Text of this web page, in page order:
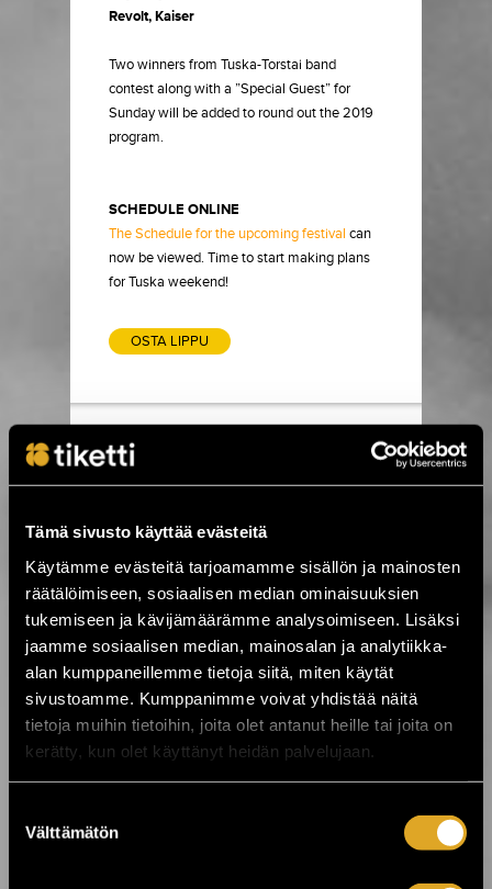
Tämä sivusto käyttää evästeitä
Käytämme evästeitä tarjoamamme sisällön ja mainosten
räätälöimiseen, sosiaalisen median ominaisuuksien
tukemiseen ja kävijämäärämme analysoimiseen. Lisäksi
jaamme sosiaalisen median, mainosalan ja analytiikka-
alan kumppaneillemme tietoja siitä, miten käytät
sivustoamme. Kumppanimme voivat yhdistää näitä
tietoja muihin tietoihin, joita olet antanut heille tai joita on
kerätty, kun olet käyttänyt heidän palvelujaan.
valinta
Välttämätön
Revolt, Kaiser
Two winners from Tuska-Torstai band
contest along with a ”Special Guest” for
Sunday will be added to round out the 2019
program.
SCHEDULE ONLINE
The Schedule for the upcoming festival can
now be viewed. Time to start making plans
for Tuska weekend!
OSTA LIPPU
7.8.2026 09:00
Byggablues – uusi blueselämys Helsingin
sydämessä ›
7.8.2026 00:01
Festarikesä käy kuumana! ›
5.8.2026 19:33
Tabula Rasa palaa Tavastialle lähes 50
vuoden jälkeen ›